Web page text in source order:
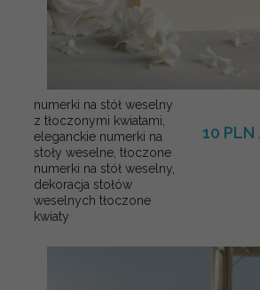
numerki na stół weselny
z tłoczonymi kwiatami,
eleganckie numerki na
stoły weselne, tłoczone
numerki na stół weselny,
dekoracja stołów
weselnych tłoczone
kwiaty
10 PLN